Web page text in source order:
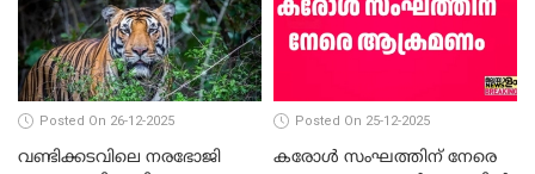
ചട്ടലംഘനമെന്ന് പാർട്ടി
Posted On 26-12-2025
വണ്ടിക്കടവിലെ നരഭോജി
Posted On 25-12-2025
കരോള്‍ സംഘത്തിന് നേരെ